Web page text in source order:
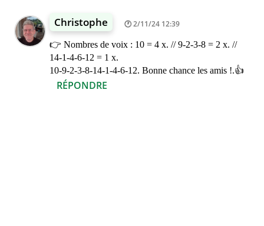
Christophe 2/11/24 12:39
👉 Nombres de voix : 10 = 4 x. // 9-2-3-8 = 2 x. //
14-1-4-6-12 = 1 x.
10-9-2-3-8-14-1-4-6-12. Bonne chance les amis !.👍
RÉPONDRE